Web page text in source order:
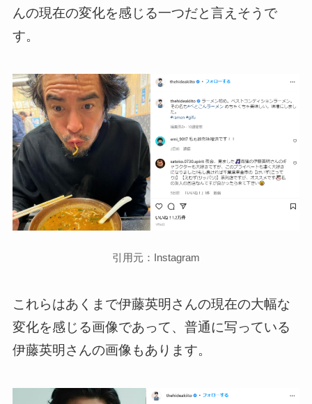
んの現在の変化を感じる一つだと言えそうで
す。
引用元：Instagram
これらはあくまで伊藤英明さんの現在の大幅な
変化を感じる画像であって、普通に写っている
伊藤英明さんの画像もあります。